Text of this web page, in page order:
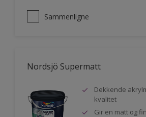
Sammenligne
Nordsjö Supermatt
Dekkende
kvalitet
Gir en matt og